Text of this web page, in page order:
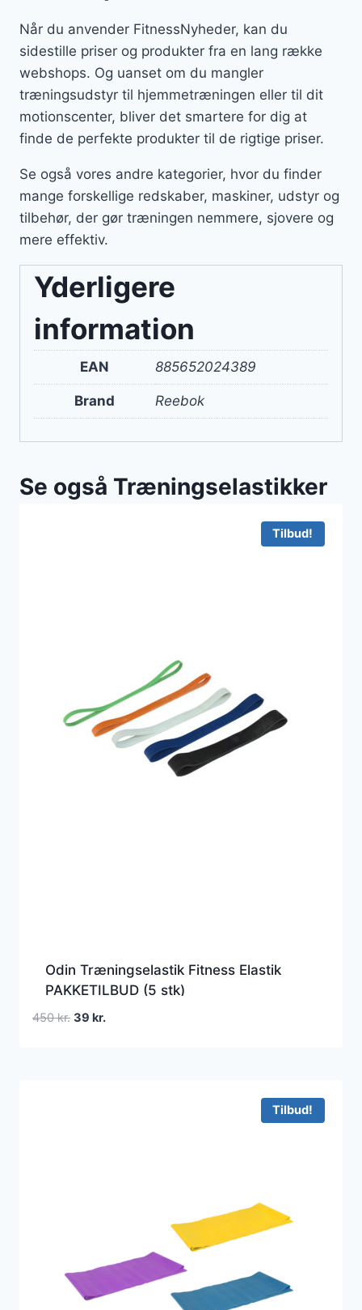
Når du anvender FitnessNyheder, kan du
sidestille priser og produkter fra en lang række
webshops. Og uanset om du mangler
træningsudstyr til hjemmetræningen eller til dit
motionscenter, bliver det smartere for dig at
finde de perfekte produkter til de rigtige priser.
Se også vores andre kategorier, hvor du finder
mange forskellige redskaber, maskiner, udstyr og
tilbehør, der gør træningen nemmere, sjovere og
mere effektiv.
Yderligere
information
EAN 885652024389
Brand Reebok
Se også Træningselastikker
Tilbud!
Odin Træningselastik Fitness Elastik
PAKKETILBUD (5 stk)
450kr. Den
39 kr.Den
Tilbud!